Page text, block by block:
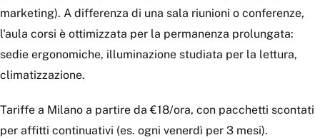
marketing). A differenza di una sala riunioni o conferenze,
l'aula corsi è ottimizzata per la permanenza prolungata:
sedie ergonomiche, illuminazione studiata per la lettura,
climatizzazione.
Tariffe a Milano a partire da €18/ora, con pacchetti scontati
per affitti continuativi (es. ogni venerdì per 3 mesi).